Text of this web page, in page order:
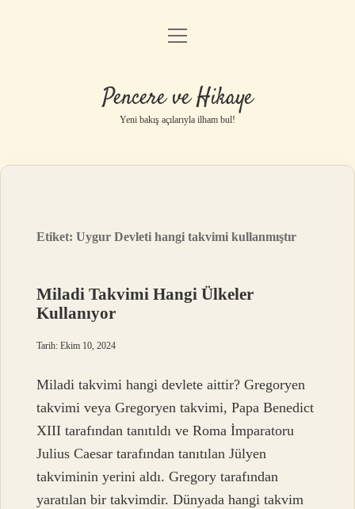
Anasayfa
Yasal Uyarı
menüyü
Pencere ve Hikaye
Yeni bakış açılarıyla ilham bul!
Etiket:Uygur Devleti hangi takvimi kullanmıştır
Miladi Takvimi Hangi Ülkeler
Kullanıyor
Tarih: Ekim 10, 2024
Miladi takvimi hangi devlete aittir? Gregoryen
takvimi veya Gregoryen takvimi, Papa Benedict
XIII tarafından tanıtıldı ve Roma İmparatoru
Julius Caesar tarafından tanıtılan Jülyen
takviminin yerini aldı. Gregory tarafından
yaratılan bir takvimdir. Dünyada hangi takvim